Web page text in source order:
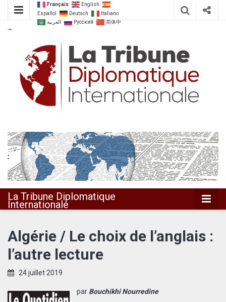
Français
English
Español
Deutsch
Italiano
العربية
Русский
简体中
文
La Tribune
Diplomatique
Internationale
La Tribune Diplomatique
Internationale
Algérie / Le choix de l’anglais :
l’autre lecture
24 juillet 2019
par Bouchikhi Nourredine